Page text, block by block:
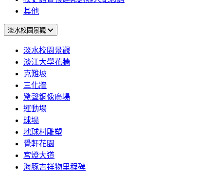
其他
淡水校園景觀
淡水校園景觀
淡江大學花牆
克難坡
三化牆
驚聲銅像廣場
運動場
球場
地球村雕塑
覺軒花園
宮燈大道
海豚吉祥物里程碑